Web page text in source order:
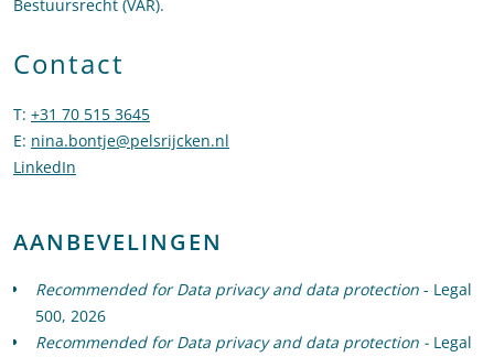
Bestuursrecht (VAR).
Contact
T: +31 70 515 3645
E: nina.bontje@pelsrijcken.nl
LinkedIn
AANBEVELINGEN
Recommended for Data privacy and data protection - Legal
500, 2026
Recommended for Data privacy and data protection - Legal